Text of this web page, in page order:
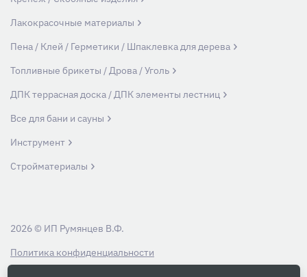
Лакокрасочные материалы
Пена / Клей / Герметики / Шпаклевка для дерева
Топливные брикеты / Дрова / Уголь
ДПК террасная доска / ДПК элементы лестниц
Все для бани и сауны
Инструмент
Стройматериалы
Политика конфиденциальности
2026 © ИП Румянцев В.Ф.